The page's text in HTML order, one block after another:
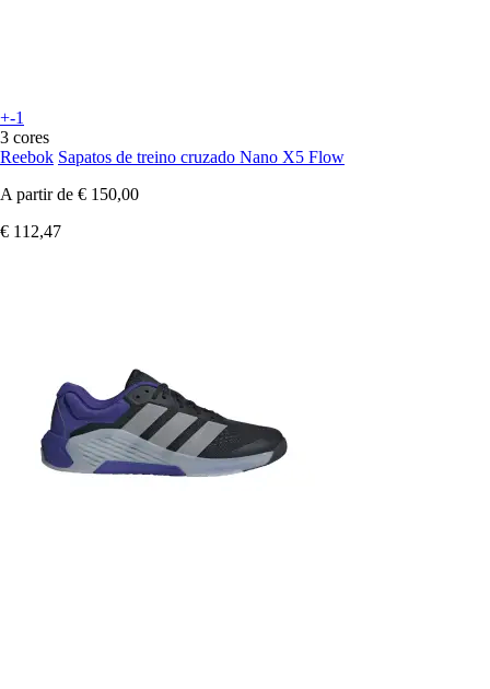
+-1
3 cores
Reebok Sapatos de treino cruzado Nano X5 Flow
A partir de € 150,00
€ 112,47